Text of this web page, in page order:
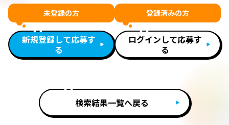
未登録の方
新規登録して応募す
る
登録済みの方
ログインして応募す
る
検索結果一覧へ戻る